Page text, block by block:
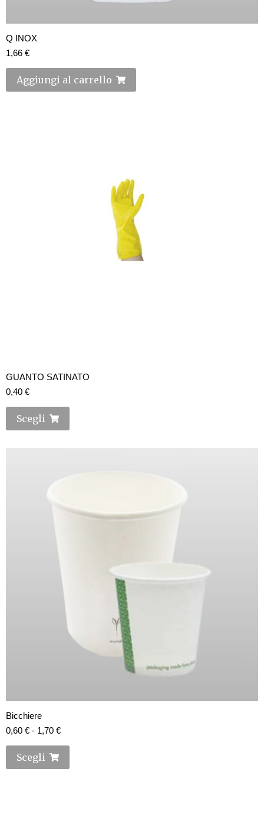
Q INOX
1,66 €
Aggiungi al carrello
GUANTO SATINATO
0,40 €
Scegli
Bicchiere
0,60 € - 1,70 €
Scegli